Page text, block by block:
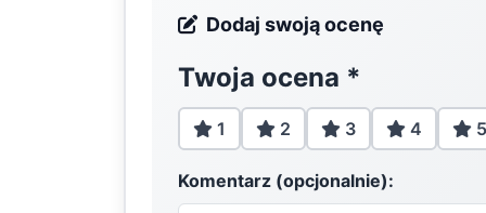
Dodaj swoją ocenę
Twoja ocena *
1 2 3 4 5
Komentarz (opcjonalnie):